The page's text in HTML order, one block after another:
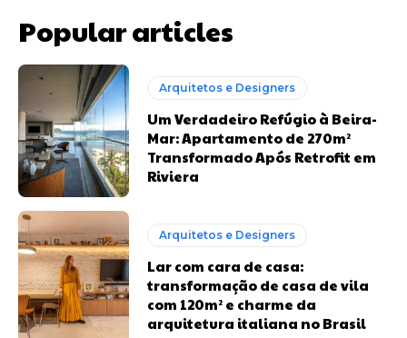
Popular articles
Arquitetos e Designers
Um Verdadeiro Refúgio à Beira-
Mar: Apartamento de 270m²
Transformado Após Retrofit em
Riviera
Arquitetos e Designers
Lar com cara de casa:
transformação de casa de vila
com 120m² e charme da
arquitetura italiana no Brasil